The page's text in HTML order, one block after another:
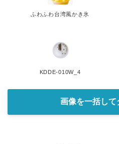
ふわふわ台湾風かき氷
KDDE-010W_4
画像を一括して